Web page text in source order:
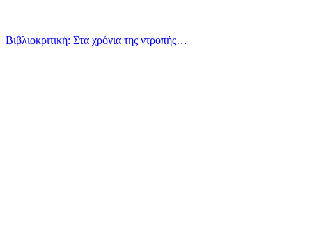
Βιβλιοκριτική: Στα χρόνια της ντροπής…